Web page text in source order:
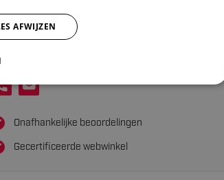
u hulp nodig van een expert?
contact op met de klantenservice
Onafhankelijke beoordelingen
Gecertificeerde webwinkel
AFWIJZEN